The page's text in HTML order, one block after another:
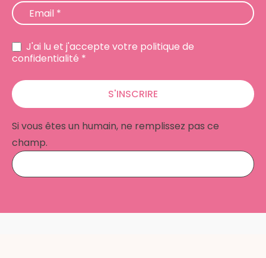
Email *
J'ai lu et j'accepte votre politique de
confidentialité *
S'INSCRIRE
Si vous êtes un humain, ne remplissez pas ce
champ.